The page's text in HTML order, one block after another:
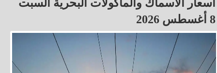
أسعار الأسماك والمأكولات البحرية السبت
8 أغسطس 2026